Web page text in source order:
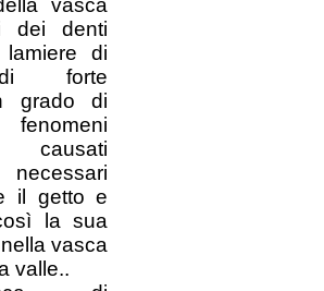
vasca
dei denti
di
forte
grado di
causati
necessari
il getto e
la sua
vasca
valle..